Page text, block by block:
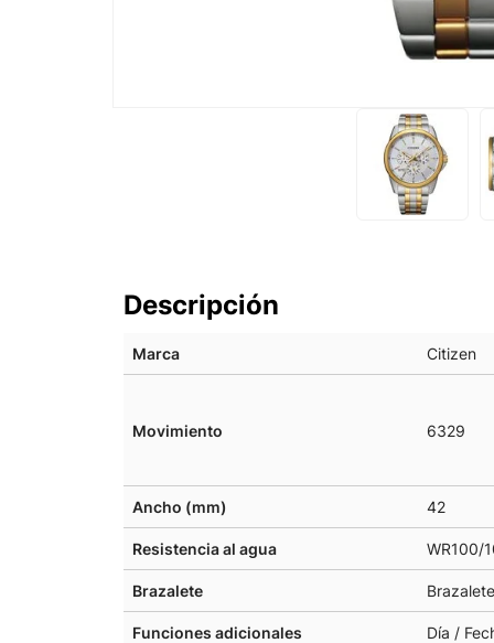
Descripción
Marca Citizen
Movimiento 6329
Ancho (mm) 42
Resistencia al agua WR100/
Brazalete
Funciones adicionales Día /